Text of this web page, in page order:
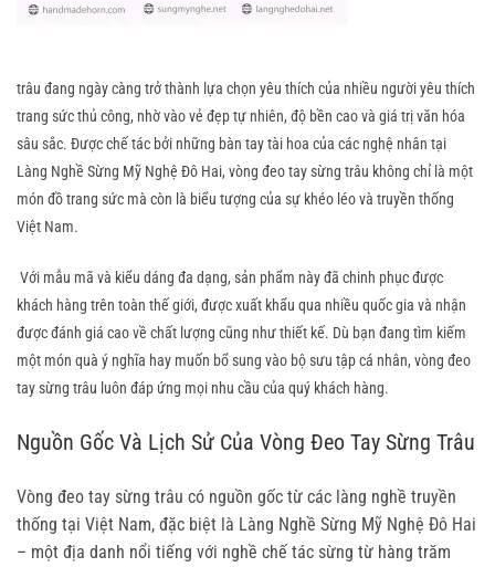
trâu đang ngày càng trở thành lựa chọn yêu thích của nhiều người yêu thích
trang sức thủ công, nhờ vào vẻ đẹp tự nhiên, độ bền cao và giá trị văn hóa
sâu sắc. Được chế tác bởi những bàn tay tài hoa của các nghệ nhân tại
Làng Nghề Sừng Mỹ Nghệ Đô Hai, vòng đeo tay sừng trâu không chỉ là một
món đồ trang sức mà còn là biểu tượng của sự khéo léo và truyền thống
Việt Nam.
khách hàng trên toàn thế giới, được xuất khẩu qua nhiều quốc gia và nhận
được đánh giá cao về chất lượng cũng như thiết kế. Dù bạn đang tìm kiếm
một món quà ý nghĩa hay muốn bổ sung vào bộ sưu tập cá nhân, vòng đeo
tay sừng trâu luôn đáp ứng mọi nhu cầu của quý khách hàng.
Nguồn Gốc Và Lịch Sử Của Vòng Đeo Tay Sừng Trâu
Vòng đeo tay sừng trâu có nguồn gốc từ các làng nghề truyền
thống tại Việt Nam, đặc biệt là Làng Nghề Sừng Mỹ Nghệ Đô Hai
– một địa danh nổi tiếng với nghề chế tác sừng từ hàng trăm